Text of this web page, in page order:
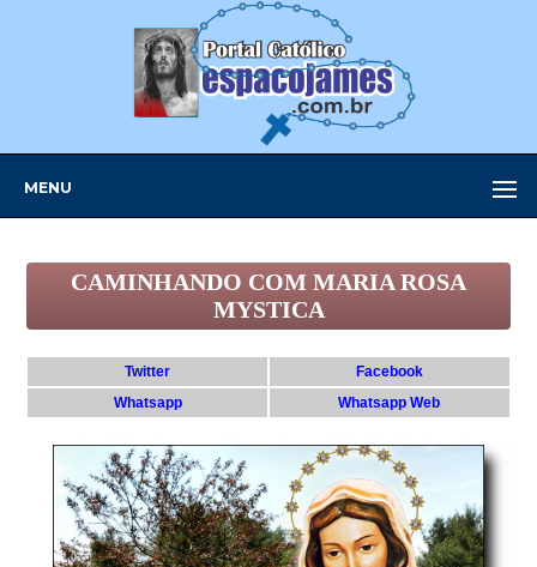
MENU
CAMINHANDO COM MARIA ROSA
MYSTICA
Twitter
Facebook
Whatsapp
Whatsapp Web